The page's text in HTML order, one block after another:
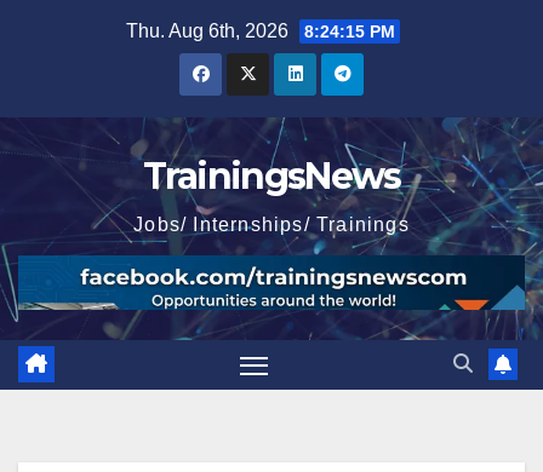
Thu. Aug 6th, 2026 8:24:17 PM
TrainingsNews
Jobs/ Internships/ Trainings